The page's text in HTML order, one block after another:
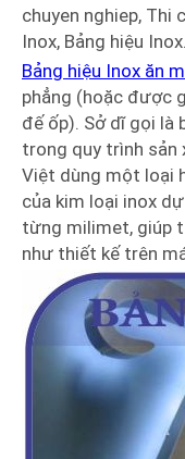
chuyen nghiep, Thi
Inox, Bảng hiệu Inox.
Bảng hiệu Inox ăn
phẳng (hoặc được
đế ốp). Sở dĩ gọi là
trong quy trình sản
Việt dùng một loại
của kim loại inox
từng milimet, giúp
như thiết kế trên